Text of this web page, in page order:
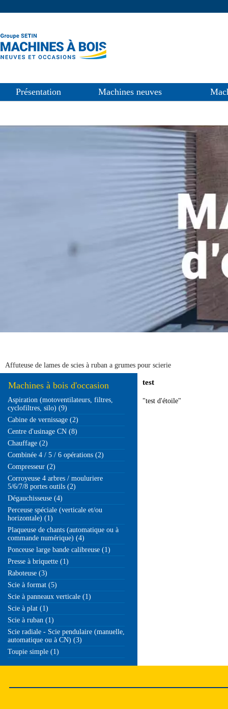
Présentation Machines neuves
Affuteuse de lames de scies à ruban a grumes pour scierie
Machines à bois d'occasion
Aspiration (motoventilateurs, filtres,
cyclofiltres, silo) (9)
Cabine de vernissage (2)
Centre d'usinage CN (8)
Chauffage (2)
Combinée 4 / 5 / 6 opérations (2)
Compresseur (2)
Corroyeuse 4 arbres / mouluriere
5/6/7/8 portes outils (2)
Dégauchisseuse (4)
Perceuse spéciale (verticale et/ou
horizontale) (1)
Plaqueuse de chants (automatique ou à
commande numérique) (4)
Ponceuse large bande calibreuse (1)
Presse à briquette (1)
Raboteuse (3)
Scie à format (5)
Scie à panneaux verticale (1)
Scie à plat (1)
Scie à ruban (1)
Scie radiale - Scie pendulaire (manuelle,
automatique ou à CN) (3)
Toupie simple (1)
test
"test d'étoile"